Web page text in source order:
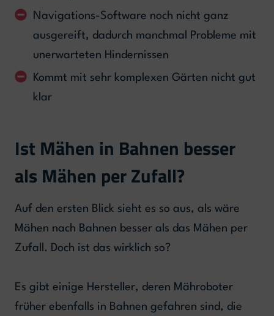
Navigations-Software noch nicht ganz
ausgereift, dadurch manchmal Probleme mit
unerwarteten Hindernissen
Kommt mit sehr komplexen Gärten nicht gut
klar
Ist Mähen in Bahnen besser
als Mähen per Zufall?
Auf den ersten Blick sieht es so aus, als wäre
Mähen nach Bahnen besser als das Mähen per
Zufall. Doch ist das wirklich so?
Es gibt einige Hersteller, deren Mähroboter
früher ebenfalls in Bahnen gefahren sind, die